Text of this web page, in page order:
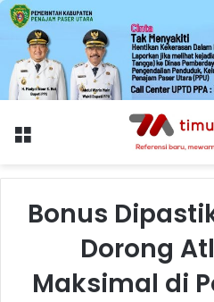
Menu
Bonus
Dorong
Maksimal di